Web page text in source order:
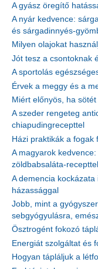
A gyász öregítő
A nyár kedvence:
és sárgadinnyés-
Milyen olajokat
Jót tesz a csontoknak
A sportolás
Érvek a meggy és a
Miért előnyös, ha
A szeder rengeteg
chiapudingrecepttel
Házi praktikák a fogak
A magyarok
zöldbabsaláta-recepttel
A demencia
házassággal
Jobb, mint a
sebgyógyulásra,
Ösztrogént fokozó
Energiát szolgáltat és
Hogyan tápláljuk a